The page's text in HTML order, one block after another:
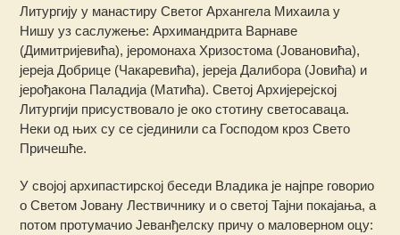
Литургију у манастиру Светог Архангела Михаила у
Нишу уз саслужење: Архимандрита Варнаве
(Димитријевића), јеромонаха Хризостома (Јовановића),
јереја Добрице (Чакаревића), јереја Далибора (Јовића) и
јерођакона Паладија (Матића). Светој Архијерејској
Литургији присуствовало је око стотину светосаваца.
Неки од њих су се сјединили са Господом кроз Свето
Причешће.
У својој архипастирској беседи Владика је најпре говорио
о Светом Јовану Лествичнику и о светој Тајни покајања, а
потом протумачио Јеванђелску причу о маловерном оцу: